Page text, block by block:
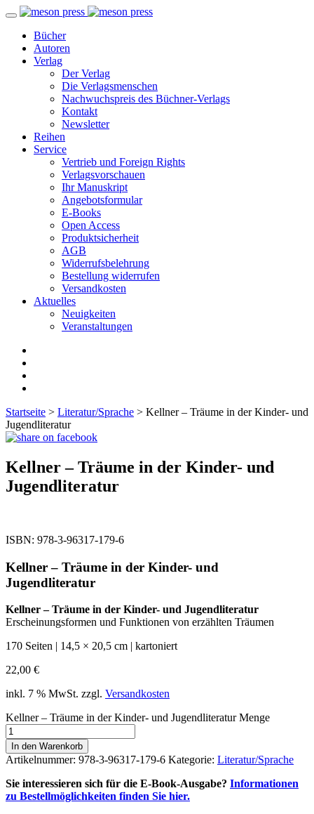
Bücher
Autoren
Verlag
Der Verlag
Die Verlagsmenschen
Nachwuchspreis des Büchner-Verlags
Kontakt
Newsletter
Reihen
Service
Vertrieb und Foreign Rights
Verlagsvorschauen
Ihr Manuskript
Angebotsformular
E-Books
Open Access
Produktsicherheit
AGB
Widerrufsbelehrung
Bestellung widerrufen
Versandkosten
Aktuelles
Neuigkeiten
Veranstaltungen
Startseite > Literatur/Sprache > Kellner – Träume in der Kinder- und
Jugendliteratur
Kellner – Träume in der Kinder- und
Jugendliteratur
ISBN: 978-3-96317-179-6
Kellner – Träume in der Kinder- und
Jugendliteratur
Kellner – Träume in der Kinder- und Jugendliteratur
Erscheinungsformen und Funktionen von erzählten Träumen
170 Seiten | 14,5 × 20,5 cm | kartoniert
22,00 €
inkl. 7 % MwSt. zzgl. Versandkosten
Kellner – Träume in der Kinder- und Jugendliteratur Menge
In den Warenkorb
Artikelnummer: 978-3-96317-179-6 Kategorie: Literatur/Sprache
Sie interessieren sich für die E-Book-Ausgabe? Informationen
zu Bestellmöglichkeiten finden Sie hier.